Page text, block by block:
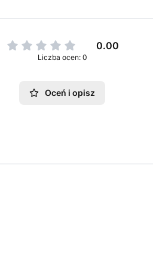
0.00
Liczba ocen: 0
Oceń i opisz